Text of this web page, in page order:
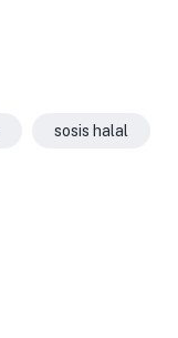
sosis halal